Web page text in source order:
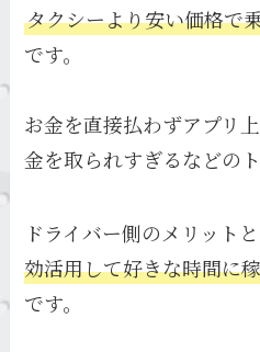
タクシーより安い価格で
です。
お金を直接払わずアプリ
金を取られすぎるなどの
ドライバー側のメリット
効活用して好きな時間に
です。